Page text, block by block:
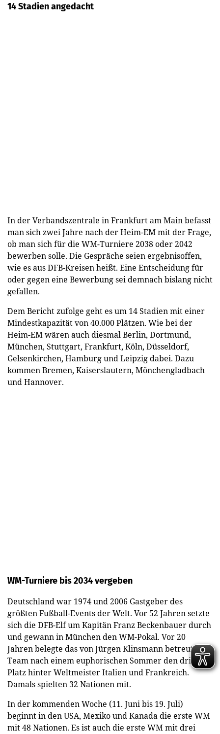
14 Stadien angedacht
In der Verbandszentrale in Frankfurt am Main befasst
man sich zwei Jahre nach der Heim-EM mit der Frage,
ob man sich für die WM-Turniere 2038 oder 2042
bewerben solle. Die Gespräche seien ergebnisoffen,
wie es aus DFB-Kreisen heißt. Eine Entscheidung für
oder gegen eine Bewerbung sei demnach bislang nicht
gefallen.
Dem Bericht zufolge geht es um 14 Stadien mit einer
Mindestkapazität von 40.000 Plätzen. Wie bei der
Heim-EM wären auch diesmal Berlin, Dortmund,
München, Stuttgart, Frankfurt, Köln, Düsseldorf,
Gelsenkirchen, Hamburg und Leipzig dabei. Dazu
kommen Bremen, Kaiserslautern, Mönchengladbach
und Hannover.
WM-Turniere bis 2034 vergeben
Deutschland war 1974 und 2006 Gastgeber des
größten Fußball-Events der Welt. Vor 52 Jahren setzte
sich die DFB-Elf um Kapitän Franz Beckenbauer durch
und gewann in München den WM-Pokal. Vor 20
Jahren belegte das von Jürgen Klinsmann betreute
Team nach einem euphorischen Sommer den dritten
Platz hinter Weltmeister Italien und Frankreich.
Damals spielten 32 Nationen mit.
In der kommenden Woche (11. Juni bis 19. Juli)
beginnt in den USA, Mexiko und Kanada die erste WM
mit 48 Nationen. Es ist auch die erste WM mit drei